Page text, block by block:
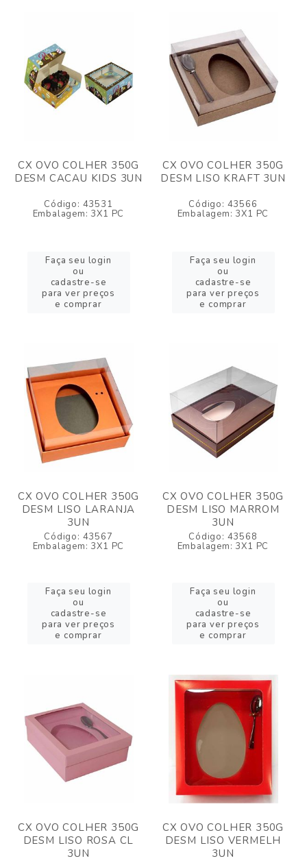
CX OVO COLHER 350G
DESM CACAU KIDS 3UN
Código: 43531
Embalagem: 3X1 PC
Faça seu login
ou
cadastre-se
para ver preços
e comprar
CX OVO COLHER 350G
DESM LISO KRAFT 3UN
Código: 43566
Embalagem: 3X1 PC
Faça seu login
ou
cadastre-se
para ver preços
e comprar
CX OVO COLHER 350G
DESM LISO LARANJA
3UN
Código: 43567
Embalagem: 3X1 PC
Faça seu login
ou
cadastre-se
para ver preços
e comprar
CX OVO COLHER 350G
DESM LISO MARROM
3UN
Código: 43568
Embalagem: 3X1 PC
Faça seu login
ou
cadastre-se
para ver preços
e comprar
CX OVO COLHER 350G
DESM LISO ROSA CL
3UN
CX OVO COLHER 350G
DESM LISO VERMELH
3UN